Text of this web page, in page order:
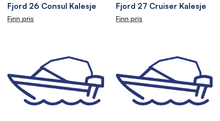
Fjord 26 Consul Kalesje
Finn pris
Fjord 27 Cruiser Kalesje
Finn pris